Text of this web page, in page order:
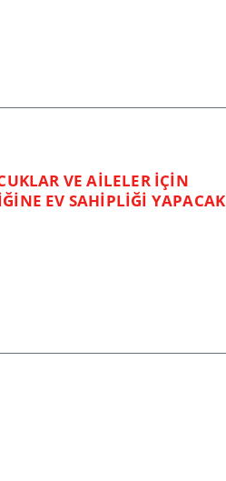
VE AİLELER İÇİN
EV SAHİPLİĞİ YAPACAK